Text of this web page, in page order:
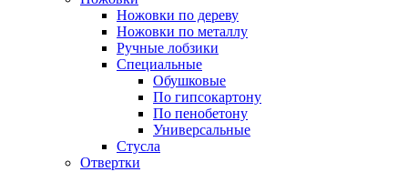
Ножовки по дереву
Ножовки по металлу
Ручные лобзики
Специальные
Обушковые
По гипсокартону
По пенобетону
Универсальные
Стусла
Отвертки